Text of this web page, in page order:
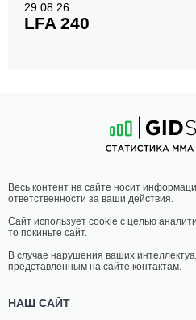
29.08.26
LFA 240
Весь контент на сайте носит
ответственности за ваши действия.
Сайт использует cookie с целью
то покиньте сайт.
В случае нарушения ваших
представленным на сайте контактам.
НАШ САЙТ